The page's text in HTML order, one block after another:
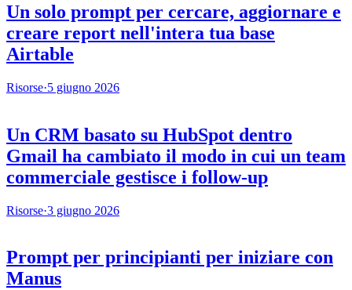
Un solo prompt per cercare, aggiornare e
creare report nell'intera tua base
Airtable
Risorse·5 giugno 2026
Un CRM basato su HubSpot dentro
Gmail ha cambiato il modo in cui un team
commerciale gestisce i follow-up
Risorse·3 giugno 2026
Prompt per principianti per iniziare con
Manus